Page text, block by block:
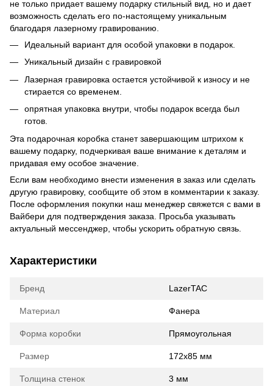
не только придает вашему подарку стильный вид, но и дает
возможность сделать его по-настоящему уникальным
благодаря лазерному гравированию.
Идеальный вариант для особой упаковки в подарок.
Уникальный дизайн с гравировкой
Лазерная гравировка остается устойчивой к износу и не
стирается со временем.
опрятная упаковка внутри, чтобы подарок всегда был
готов.
Эта подарочная коробка станет завершающим штрихом к
вашему подарку, подчеркивая ваше внимание к деталям и
придавая ему особое значение.
Если вам необходимо внести изменения в заказ или сделать
другую гравировку, сообщите об этом в комментарии к заказу.
После оформления покупки наш менеджер свяжется с вами в
Вайбери для подтверждения заказа. Просьба указывать
актуальный мессенджер, чтобы ускорить обратную связь.
Характеристики
Бренд LazerTAC
Материал Фанера
Форма коробки Прямоугольная
Размер 172х85 мм
Толщина стенок 3 мм